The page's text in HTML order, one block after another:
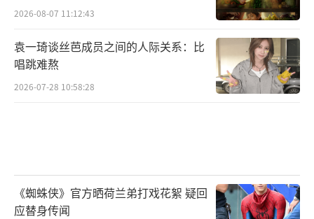
2026-08-07 11:12:43
袁一琦谈丝芭成员之间的人际关系：比
唱跳难熬
2026-07-28 10:58:28
《蜘蛛侠》官方晒荷兰弟打戏花絮 疑回
应替身传闻